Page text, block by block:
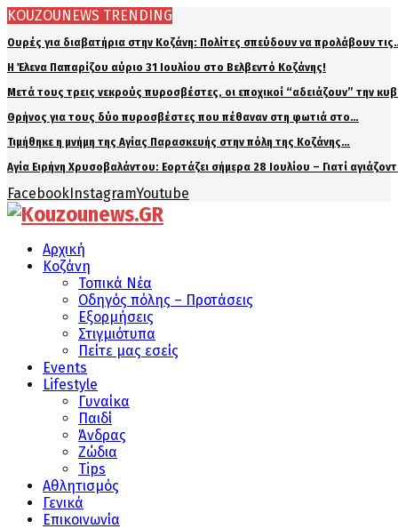
KOUZOUNEWS TRENDING
Ουρές για διαβατήρια στην Κοζάνη: Πολίτες σπεύδουν να προλάβουν
Η Έλενα Παπαρίζου αύριο 31 Ιουλίου στο Βελβεντό Κοζάνης!
Μετά τους τρεις νεκρούς πυροσβέστες, οι εποχικοί “αδειάζουν” την
Θρήνος για τους δύο πυροσβέστες που πέθαναν στη φωτιά στο…
Τιμήθηκε η μνήμη της Αγίας Παρασκευής στην πόλη της Κοζάνης…
Αγία Ειρήνη Χρυσοβαλάντου: Εορτάζει σήμερα 28 Ιουλίου – Γιατί
FacebookInstagramYoutube
Αρχική
Κοζάνη
Τοπικά Νέα
Οδηγός πόλης – Προτάσεις
Εξορμήσεις
Στιγμιότυπα
Πείτε μας εσείς
Events
Lifestyle
Γυναίκα
Παιδί
Άνδρας
Ζώδια
Tips
Αθλητισμός
Γενικά
Επικοινωνία